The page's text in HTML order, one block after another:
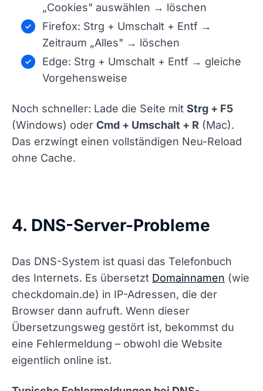
„Cookies" auswählen → löschen
Firefox: Strg + Umschalt + Entf →
Zeitraum „Alles" → löschen
Edge: Strg + Umschalt + Entf → gleiche
Vorgehensweise
Noch schneller: Lade die Seite mit Strg + F5
(Windows) oder Cmd + Umschalt + R (Mac).
Das erzwingt einen vollständigen Neu-Reload
ohne Cache.
4. DNS-Server-Probleme
Das DNS-System ist quasi das Telefonbuch
des Internets. Es übersetzt Domainnamen (wie
checkdomain.de) in IP-Adressen, die der
Browser dann aufruft. Wenn dieser
Übersetzungsweg gestört ist, bekommst du
eine Fehlermeldung – obwohl die Website
eigentlich online ist.